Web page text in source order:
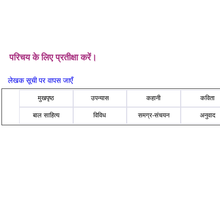
परिचय के लिए प्रतीक्षा करें।
लेखक सूची पर वापस जाएँ
मुखपृष्ठ उपन्यास कहानी कविता
बाल साहित्य विविध समग्र-संचयन अनुवाद